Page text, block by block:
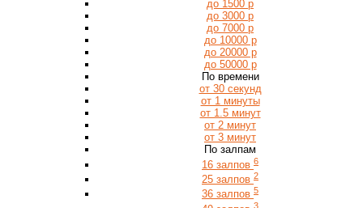
до 1500 р
до 3000 р
до 7000 р
до 10000 р
до 20000 р
до 50000 р
По времени
от 30 секунд
от 1 минуты
от 1.5 минут
от 2 минут
от 3 минут
По залпам
16 залпов 6
25 залпов 2
36 залпов 5
3